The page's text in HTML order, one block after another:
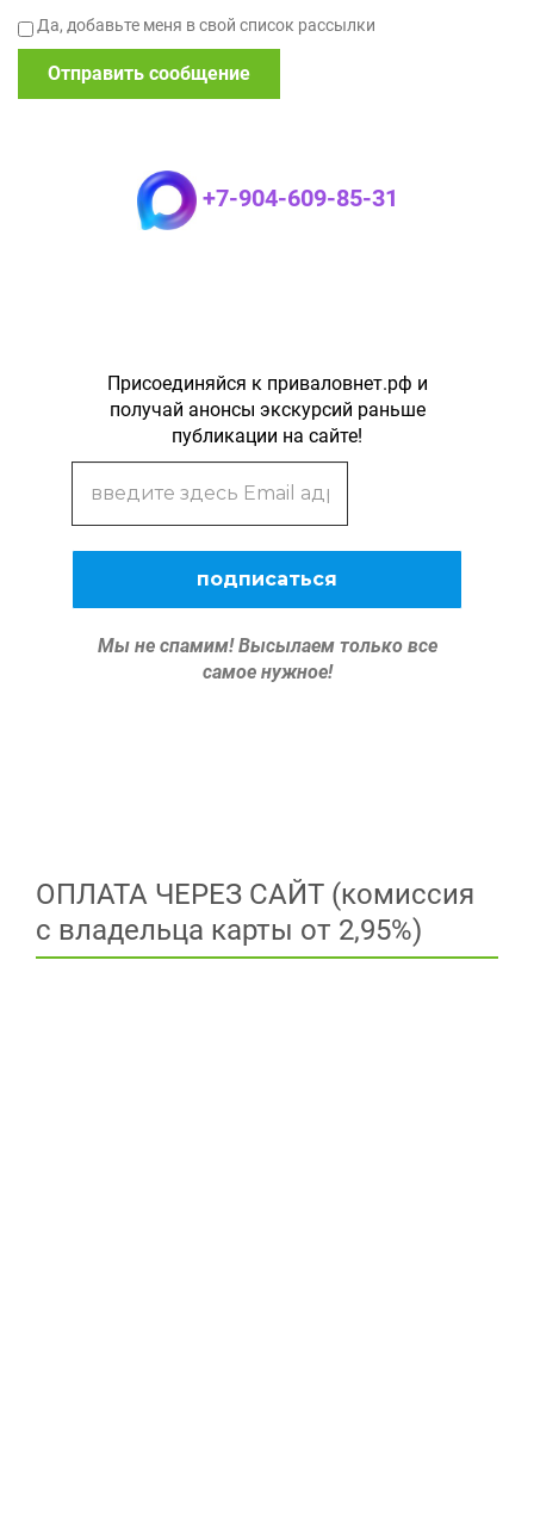
Да, добавьте меня в свой список рассылки
+7-904-609-85-31
Присоединяйся к приваловнет.рф и
получай анонсы экскурсий раньше
публикации на сайте!
Мы не спамим! Высылаем только все
самое нужное!
ОПЛАТА ЧЕРЕЗ САЙТ (комиссия
с владельца карты от 2,95%)